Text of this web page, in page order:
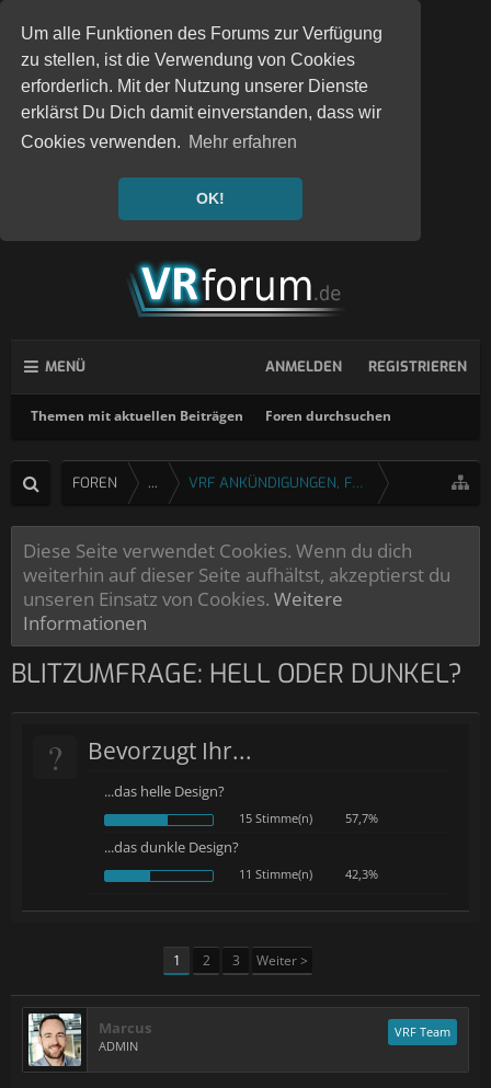
Um alle Funktionen des Forums zur Verfügung
zu stellen, ist die Verwendung von Cookies
erforderlich. Mit der Nutzung unserer Dienste
erklärst Du Dich damit einverstanden, dass wir
Cookies verwenden. Mehr erfahren
OK!
MENÜ
Themen mit aktuellen Beiträgen Foren durchsuchen
ANMELDEN REGISTRIEREN
FOREN ... VRF ANKÜNDIGUNGEN, FEEDBACK & FRAGEN
Diese Seite verwendet Cookies. Wenn du dich
weiterhin auf dieser Seite aufhältst, akzeptierst du
unseren Einsatz von Cookies. Weitere
Informationen
BLITZUMFRAGE: HELL ODER DUNKEL?
? Bevorzugt Ihr...
...das helle Design?
15 Stimme(n) 57,7%
...das dunkle Design?
11 Stimme(n) 42,3%
1 2 3 Weiter >
Marcus
ADMIN
VRF Team